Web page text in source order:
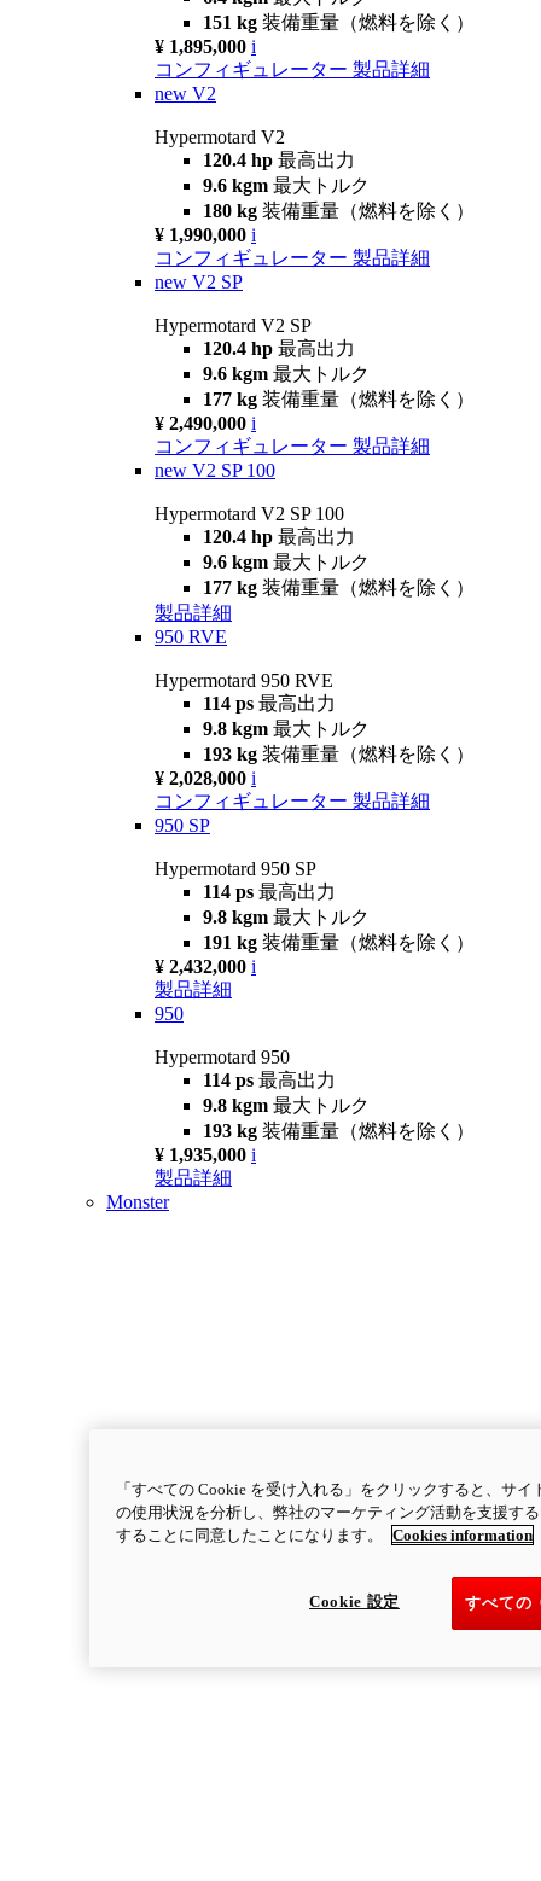
151 kg 装備重量（燃料を除く）
¥ 1,895,000 i
コンフィギュレーター 製品詳細
new V2
Hypermotard V2
120.4 hp 最高出力
9.6 kgm 最大トルク
180 kg 装備重量（燃料を除く）
¥ 1,990,000 i
コンフィギュレーター 製品詳細
new V2 SP
Hypermotard V2 SP
120.4 hp 最高出力
9.6 kgm 最大トルク
177 kg 装備重量（燃料を除く）
¥ 2,490,000 i
コンフィギュレーター 製品詳細
new V2 SP 100
Hypermotard V2 SP 100
120.4 hp 最高出力
9.6 kgm 最大トルク
177 kg 装備重量（燃料を除く）
製品詳細
950 RVE
Hypermotard 950 RVE
114 ps 最高出力
9.8 kgm 最大トルク
193 kg 装備重量（燃料を除く）
¥ 2,028,000 i
コンフィギュレーター 製品詳細
950 SP
Hypermotard 950 SP
114 ps 最高出力
9.8 kgm 最大トルク
191 kg 装備重量（燃料を除く）
¥ 2,432,000 i
製品詳細
950
Hypermotard 950
114 ps 最高出力
9.8 kgm 最大トルク
193 kg 装備重量（燃料を除く）
¥ 1,935,000 i
製品詳細
Monster
「すべての Cookie を受け入れる」をクリックすると、サ
の使用状況を分析し、弊社のマーケティング活動を支援す
することに同意したことになります。
Cookies information
すべての
Cookie 設定